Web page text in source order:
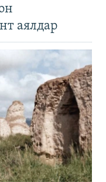
аялдар